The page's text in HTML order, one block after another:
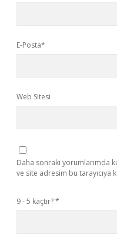
E-Posta*
Web Sitesi
Daha sonraki yorumlarımda
ve site adresim bu tarayıcıya
9 - 5 kaçtır?*